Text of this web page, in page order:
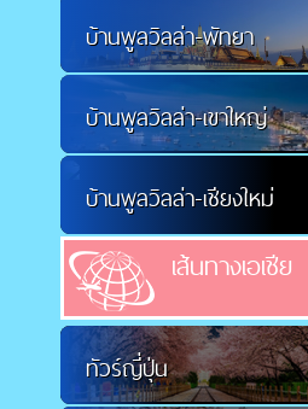
บ้านพูลวิลล่า-พัทยา
บ้านพูลวิลล่า-เขาใหญ่
บ้านพูลวิลล่า-เชียงใหม่
เส้นทางเอเชีย
ทัวร์ญี่ปุ่น